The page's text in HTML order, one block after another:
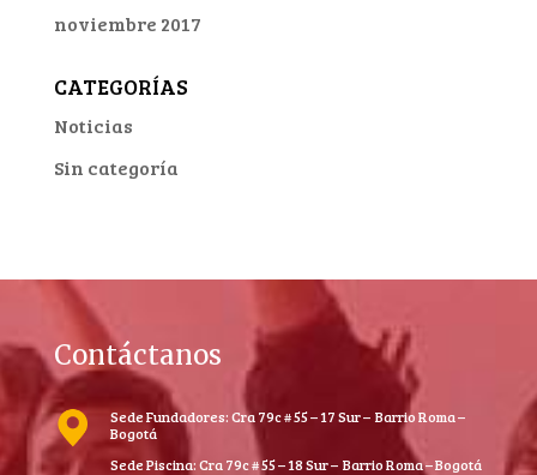
noviembre 2017
CATEGORÍAS
Noticias
Sin categoría
Contáctanos
Sede Fundadores: Cra 79c # 55 – 17 Sur – Barrio Roma –
Bogotá
Sede Piscina: Cra 79c # 55 – 18 Sur – Barrio Roma – Bogotá